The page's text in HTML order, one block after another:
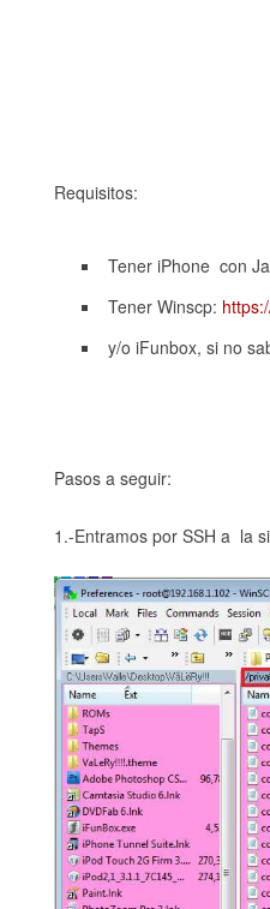
Requisitos:
Tener iPhone con
Tener Winscp:
y/o iFunbox, si no
Pasos a seguir:
1.-Entramos por SSH a la